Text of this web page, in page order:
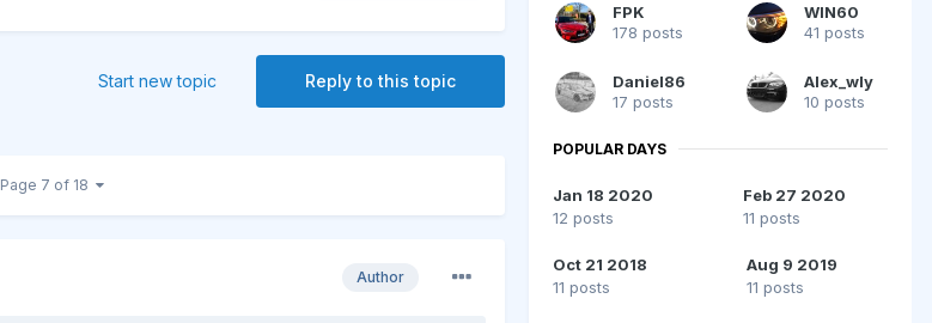
Reply to this topic
Start new topic
Page 7 of 18
Author
FPK
178 posts
WIN60
41 posts
Daniel86
17 posts
Alex_wly
10 posts
POPULAR DAYS
Jan 18 2020
12 posts
Feb 27 2020
11 posts
Oct 21 2018
11 posts
Aug 9 2019
11 posts